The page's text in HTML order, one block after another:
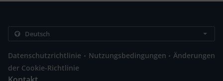
Datenschutzrichtlinie . Nutzungsbedingungen . Änderungen
der Cookie-Richtlinie